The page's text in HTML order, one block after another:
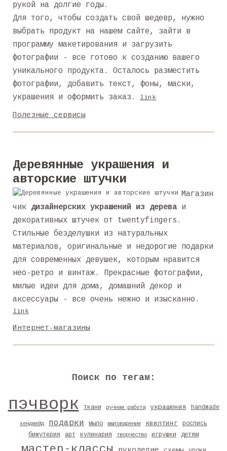
рукой на долгие годы.
Для того, чтобы создать свой шедевр, нужно
выбрать продукт на нашем сайте, зайти в
программу макетирования и загрузить
фотографии - все готово к созданию вашего
уникального продукта. Осталось разместить
фотографии, добавить текст, фоны, маски,
украшения и оформить заказ.
link
Полезные сервисы
Деревянные украшения и
авторские штучки
Магазин
чик дизайнерских украшений из дерева и
декоративных штучек от twentyfingers.
Стильные безделушки из натуральных
материалов, оригинальные и недорогие подарки
для современных девушек, которым нравится
нео-ретро и винтаж. Прекрасные фотографии,
милые идеи для дома, домашний декор и
аксессуары - все очень нежно и изысканно.
link
Интернет-магазины
Поиск по тегам:
пэчворк ткани ручная работа украшения handmade
хендмейд подарки мыло мыловарение квилтинг
роспись
бижутерия
арт кулинария творчество игрушки детям